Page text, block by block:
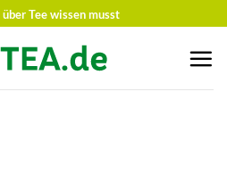
Tee wissen musst